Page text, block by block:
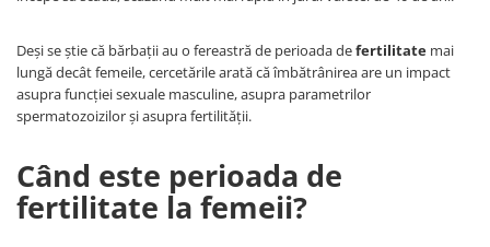
Jucarii copii si jocuri educative
Jucarii dentitie
Jucarii bebelusi
Covorase ortopedice senzoriale
Cuburi magnetice JollyHeap®
Deși se știe că bărbații au o fereastră de perioada defertilitate mai
lungă decât femeile, cercetările arată că îmbătrânirea are un impact
asupra funcției sexuale masculine, asupra parametrilor
spermatozoizilor și asupra fertilității.
Când este perioada de
fertilitate la femeii?